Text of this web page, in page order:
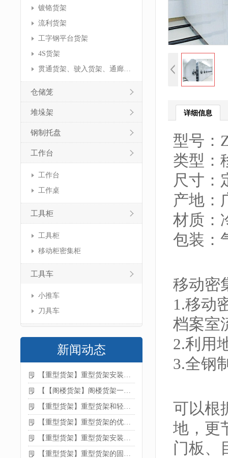
镀铬货架
流利货架
工字钢平台货架
4S货架
贯通货架、驶入货架、通廊货架
仓储笼
堆垛架
钢制托盘
工作台
工作台
工作桌
工具柜
工具柜
移动柜密集柜
工具车
小推车
刀具车
新闻动态
【重型货架】重型货架安装注意事项
【【阁楼货架】阁楼货架一般有哪些用途
【重型货架】重型货架和轻型货架的区别是什么
【重型货架】重型货架的优缺点
【重型货架】重型货架安装需要注意什么？
【重型货架】重型货架的固定方法
详细信息
型号：
类型：
尺寸：
产地：
材质：
包装：
移动密
1.移动
档案室
2.利用
3.全钢
可以根
地，更
门板、